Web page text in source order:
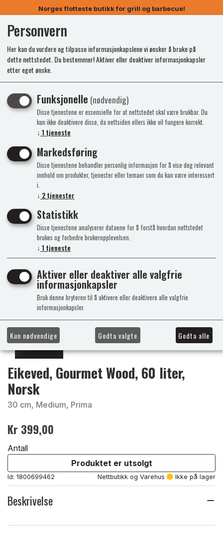
Norges flotteste butikk for grill og barbecue!
Eikeved, Gourmet Wood, 60 liter,
Norsk
30 cm, Medium, Prima
Kr 399,00
Antall
Produktet er utsolgt
Id: 1800699462 Nettbutikk og Varehus Ikke på lager
Beskrivelse
Personvern
Her kan du vurdere og tilpasse informasjonkapslene vi ønsker å bruke på
dette nettstedet. Du bestemmer! Aktiver eller deaktiver informasjonkapsler
etter eget ønske.
Funksjonelle (nødvendig)
Disse tjenestene er essensielle for at nettstedet skal være brukbar. Du
kan ikke deaktivere disse, da nettsiden ellers ikke vil fungere korrekt.
↓ 1 tjeneste
Markedsføring
Disse tjenestene behandler personlig informasjon for å vise deg relevant
innhold om produkter, tjenester eller temaer som du kan være interessert
i.
↓ 2tjenester
Statistikk
Disse tjenestene analyserer dataene for å forstå hvordan nettstedet
brukes og forbedre brukeropplevelsen.
↓ 1 tjeneste
Aktiver eller deaktiver alle valgfrie
informasjonkapsler
Bruk denne bryteren til å aktivere eller deaktivere alle valgfrie
informasjonkapsler.
Kun nødvendige Godta valgte Godta alle